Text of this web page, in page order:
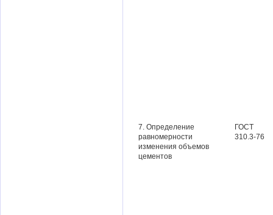
7. Определение
равномерности
изменения объемов
цементов
ГОСТ
310.3-76